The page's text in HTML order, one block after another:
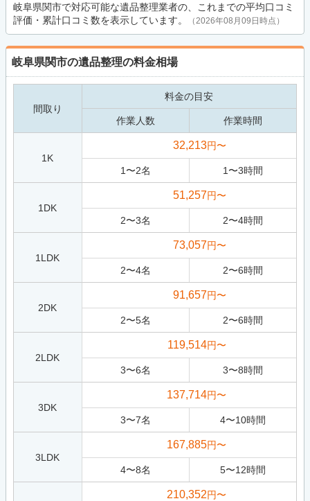
岐阜県関市で対応可能な遺品整理業者の、これまでの平均口コミ
評価・累計口コミ数を表示しています。
（2026年08月09日時点）
岐阜県関市の遺品整理の料金相場
間取り
料金の目安
作業人数 作業時間
1K
32,213円〜
1〜2名 1〜3時間
1DK
51,257円〜
2〜3名 2〜4時間
1LDK
73,057円〜
2〜4名 2〜6時間
2DK
91,657円〜
2〜5名 2〜6時間
2LDK
119,514円〜
3〜6名 3〜8時間
3DK
137,714円〜
3〜7名 4〜10時間
3LDK
167,885円〜
4〜8名 5〜12時間
210,352円〜